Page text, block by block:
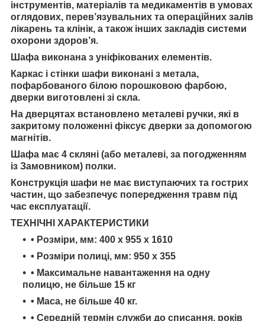
інструментів, матеріалів та медикаментів в умовах
оглядових, перев’язувальних та операційних залів
лікарень та клінік, а також інших закладів системи
охорони здоров’я.
Шафа виконана з уніфікованих елементів.
Каркас і стінки шафи виконані з метала,
пофарбованого білою порошковою фарбою,
дверки виготовлені зі скла.
На дверцятах встановлено металеві ручки, які в
закритому положенні фіксує дверки за допомогою
магнітів.
Шафа має 4 скляні (або металеві, за погодженням
із Замовником) полки.
Конструкція шафи не має виступаючих та гострих
частин, що забезпечує попередження травм під
час експлуатації.
ТЕХНIЧНI ХАРАКТЕРИСТИКИ
• Розміри, мм: 400 х 955 х 1610
• Розміри полиці, мм: 950 х 355
• Максимальне навантаження на одну
полицю, не більше 15 кг
• Маса, не більше 40 кг.
• Середній термін служби до списання, років